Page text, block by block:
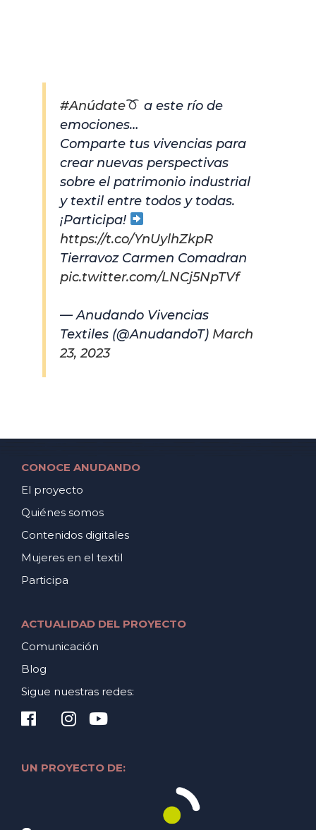
#Anúdate
a este río de
emociones…
Comparte tus vivencias para
crear nuevas perspectivas
sobre el patrimonio industrial
y textil entre todos y todas.
¡Participa!
https://t.co/YnUylhZkpR
Tierravoz Carmen Comadran
pic.twitter.com/LNCj5NpTVf
— Anudando Vivencias
Textiles (@AnudandoT) March
23, 2023
CONOCE ANUDANDO
El proyecto
Quiénes somos
Contenidos digitales
Mujeres en el textil
Participa
ACTUALIDAD DEL PROYECTO
Comunicación
Blog
Sigue nuestras redes:
UN PROYECTO DE: